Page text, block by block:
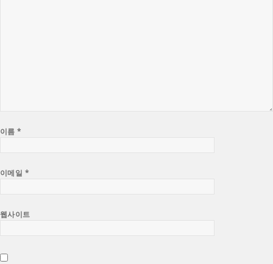
이름*
이메일 *
웹사이트